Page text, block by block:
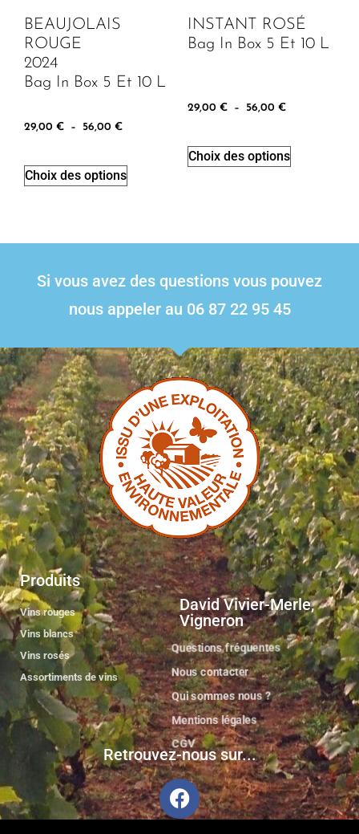
BEAUJOLAIS
ROUGE
2024
Bag In Box 5 Et 10 L
29,00 € – 56,00 €
Choix des options
INSTANT ROSÉ
Bag In Box 5 Et 10 L
29,00 € – 56,00 €
Choix des options
Si vous avez des questions vous pouvez
nous appeler au 06 87 22 95 45
Produits
Vins rouges
Vins blancs
Vins rosés
Assortiments de vins
David Vivier-Merle,
Vigneron
Questions fréquentes
Nous contacter
Qui sommes nous ?
Mentions légales
CGV
Retrouvez-nous sur...